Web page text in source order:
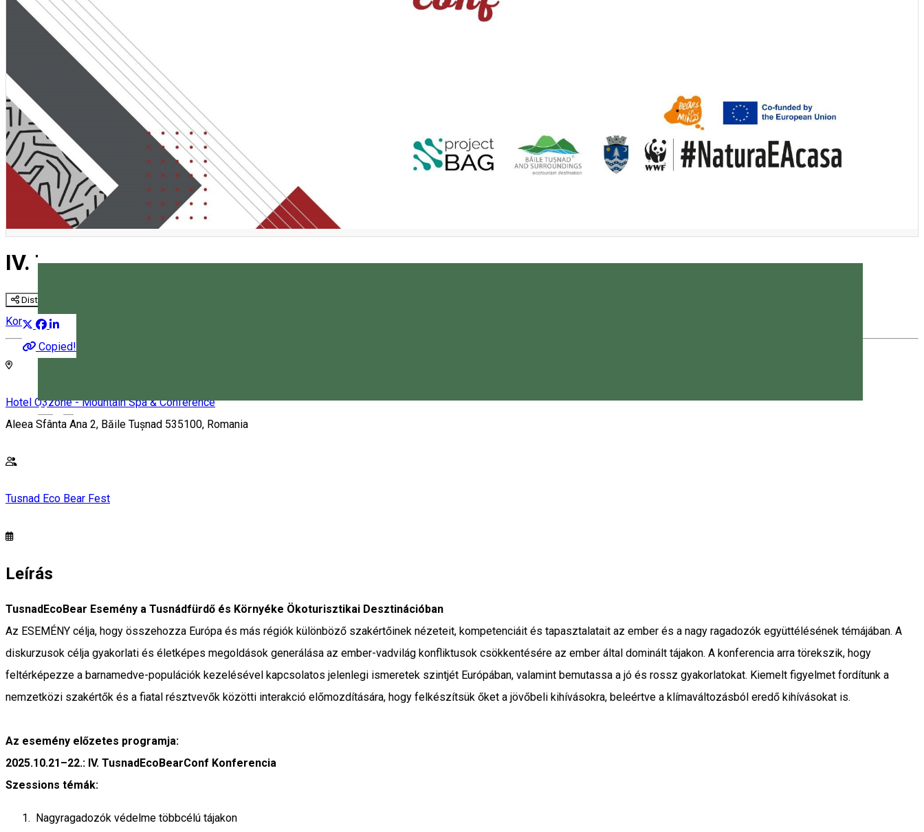
Magyar
IV. TusnadEcoBearConf
Distribuie
Copied!
Konferencia
Hotel O3zone - Mountain Spa & Conference
Aleea Sfânta Ana 2, Băile Tușnad 535100, Romania
Tusnad Eco Bear Fest
Leírás
TusnadEcoBear Esemény a Tusnádfürdő és Környéke Ökoturisztikai Desztinációban
Az ESEMÉNY célja, hogy összehozza Európa és más régiók különböző szakértőinek nézeteit, kompetenciáit és tapasztalatait az ember és a nagy ragadozók együttélésének témájában. A
diskurzusok célja gyakorlati és életképes megoldások generálása az ember-vadvilág konfliktusok csökkentésére az ember által dominált tájakon. A konferencia arra törekszik, hogy
feltérképezze a barnamedve-populációk kezelésével kapcsolatos jelenlegi ismeretek szintjét Európában, valamint bemutassa a jó és rossz gyakorlatokat. Kiemelt figyelmet fordítunk a
nemzetközi szakértők és a fiatal résztvevők közötti interakció előmozdítására, hogy felkészítsük őket a jövőbeli kihívásokra, beleértve a klímaváltozásból eredő kihívásokat is.
Az esemény előzetes programja:
2025.10.21–22.: IV. TusnadEcoBearConf Konferencia
Szessions témák:
Nagyragadozók védelme többcélú tájakon